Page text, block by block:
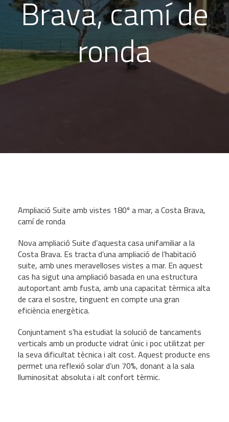
Brava, camí de
ronda
Ampliació Suite amb vistes 180º a mar, a Costa Brava,
camí de ronda
Nova ampliació Suite d’aquesta casa unifamiliar a la
Costa Brava. Es tracta d’una ampliació de l’habitació
suite, amb unes meravelloses vistes a mar. En aquest
cas ha sigut una ampliació basada en una estructura
autoportant amb fusta, amb una capacitat tèrmica alta
de cara el sostre, tinguent en compte una gran
eficiència energètica.
Conjuntament s’ha estudiat la solució de tancaments
verticals amb un producte vidrat únic i poc utilitzat per
la seva dificultat tècnica i alt cost. Aquest producte ens
permet una reflexió solar d’un 70%, donant a la sala
lluminositat absoluta i alt confort tèrmic.